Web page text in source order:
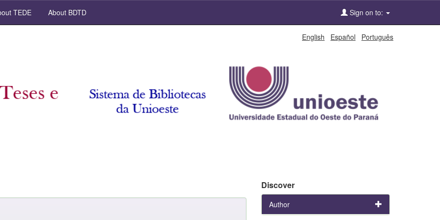
TEDE About BDTD Sign on to:
English Español Português
Discover
Author